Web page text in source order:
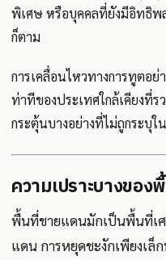
พิเศษ หรือบุคคลที่ยังมีอิทธิพ
ก็ตาม
การเคลื่อนไหวทางการทูตอย่
ท่าทีของประเทศใกล้เคียงที่ร
กระตุ้นบางอย่างที่ไม่ถูกระบุใ
ความเปราะบางขอ
พื้นที่ชายแดนมักเป็นพื้นที่เ
แดน การหยุดชะงักเพียงเล็